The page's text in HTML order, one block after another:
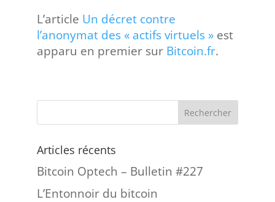
L’article Un décret contre
l’anonymat des « actifs virtuels »est
apparu en premier sur Bitcoin.fr.
Articles récents
Bitcoin Optech – Bulletin #227
L’Entonnoir du bitcoin